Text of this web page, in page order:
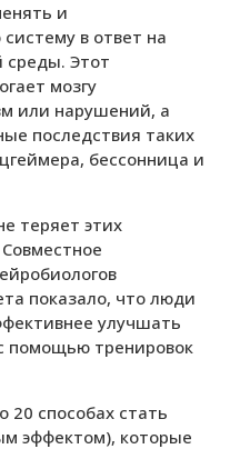
и
в ответ на
среды. Этот
мозгу
или нарушений, а
последствия таких
бессонница и
теряет этих
показало, что люди
улучшать
помощью тренировок
20 способах стать
эффектом), которые